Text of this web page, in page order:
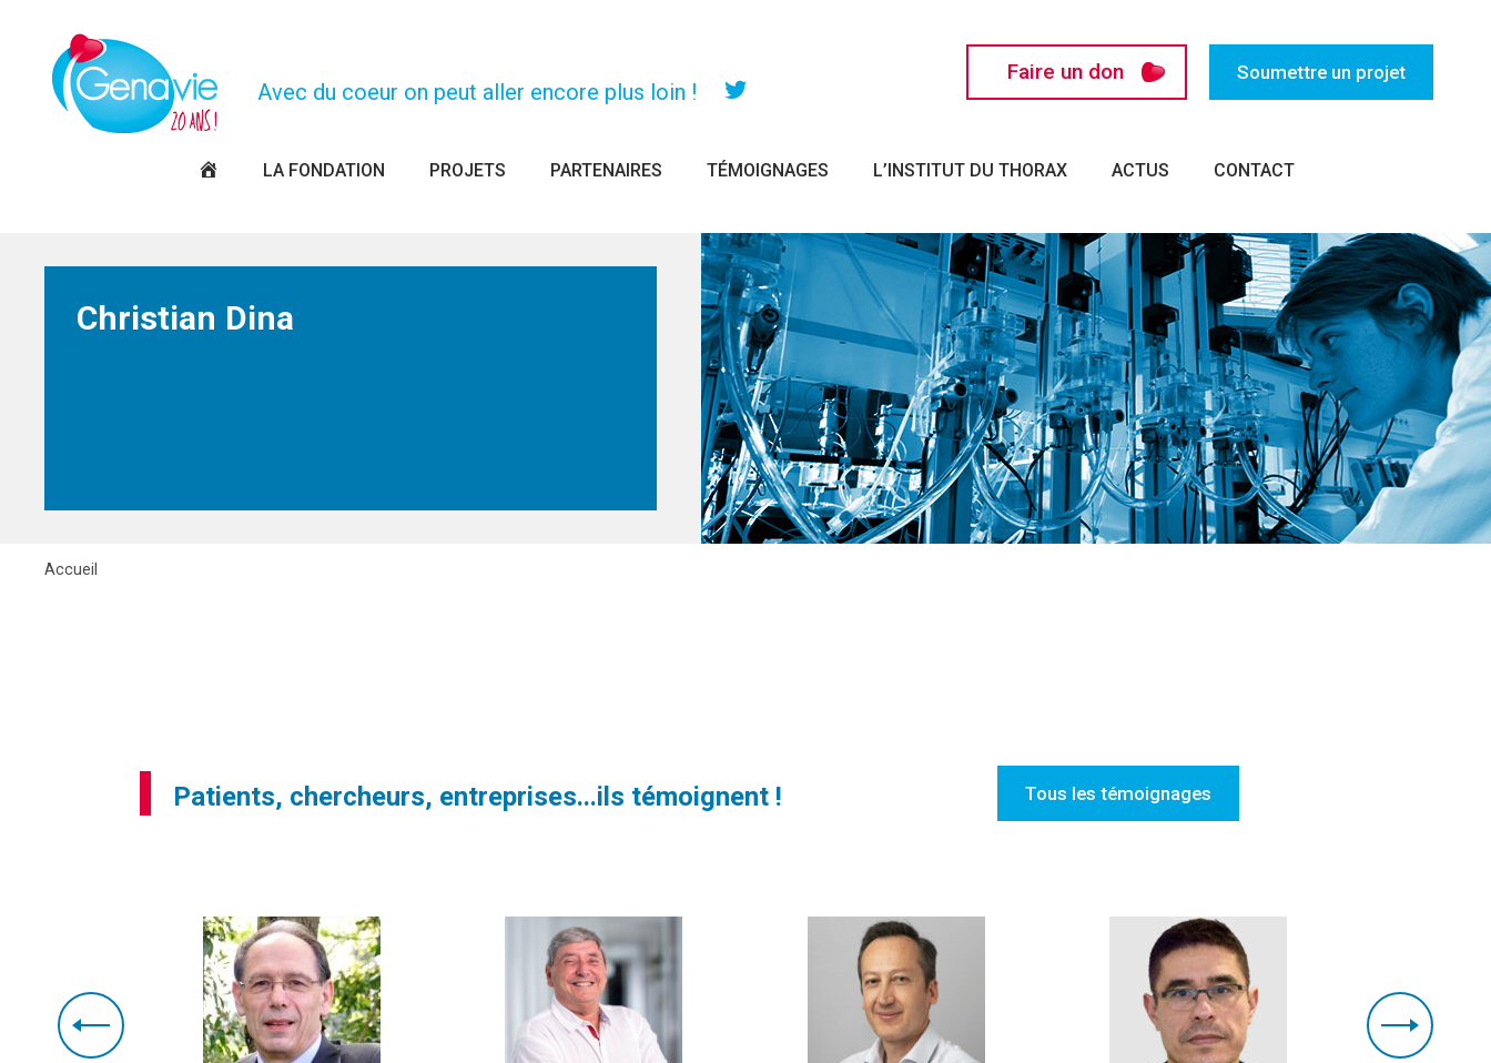
Avec du coeur on peut aller encore plus loin !
Faire un don Soumettre un projet
LA FONDATION PROJETS PARTENAIRES TÉMOIGNAGES L’INSTITUT DU THORAX ACTUS CONTACT
Christian Dina
Accueil
Patients, chercheurs, entreprises...ils témoignent ! Tous les témoignages